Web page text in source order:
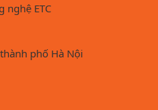
nghệ ETC
phố Hà Nội